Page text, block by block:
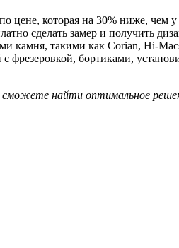
по цене, которая на 30% ниже, чем
сделать замер и получить
такими как Corian, Hi-
бортиками,
найти оптимальное